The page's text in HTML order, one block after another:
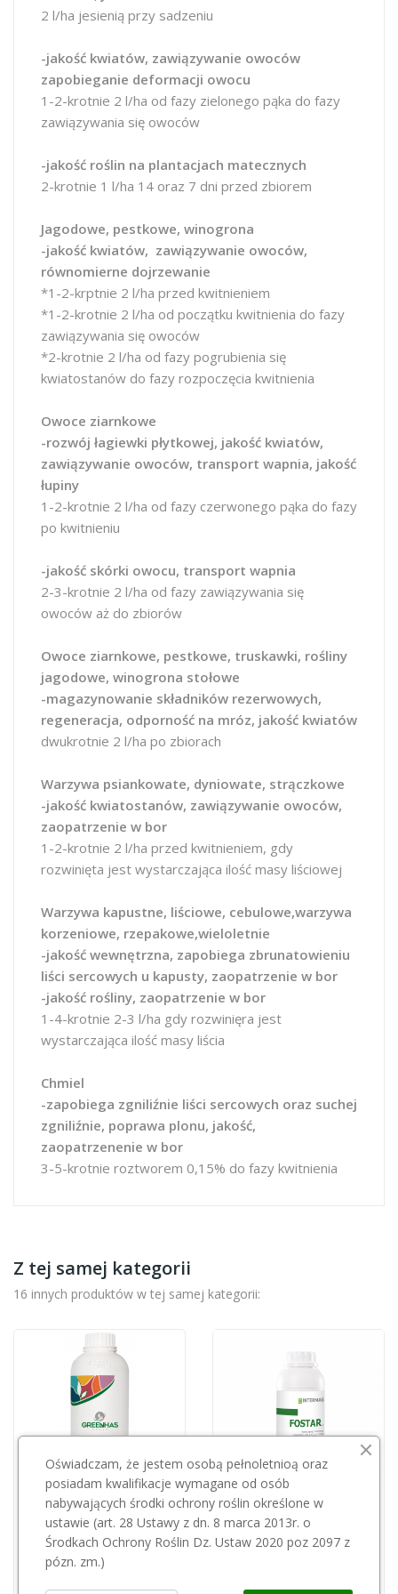
2 l/ha jesienią przy sadzeniu
-jakość kwiatów, zawiązywanie owoców
zapobieganie deformacji owocu
1-2-krotnie 2 l/ha od fazy zielonego pąka do fazy
zawiązywania się owoców
-jakość roślin na plantacjach matecznych
2-krotnie 1 l/ha 14 oraz 7 dni przed zbiorem
Jagodowe, pestkowe, winogrona
-jakość kwiatów, zawiązywanie owoców,
równomierne dojrzewanie
*1-2-krptnie 2 l/ha przed kwitnieniem
*1-2-krotnie 2 l/ha od początku kwitnienia do fazy
zawiązywania się owoców
*2-krotnie 2 l/ha od fazy pogrubienia się
kwiatostanów do fazy rozpoczęcia kwitnienia
Owoce ziarnkowe
-rozwój łagiewki płytkowej, jakość kwiatów,
zawiązywanie owoców, transport wapnia, jakość
łupiny
1-2-krotnie 2 l/ha od fazy czerwonego pąka do fazy
po kwitnieniu
-jakość skórki owocu, transport wapnia
2-3-krotnie 2 l/ha od fazy zawiązywania się
owoców aż do zbiorów
Owoce ziarnkowe, pestkowe, truskawki, rośliny
jagodowe, winogrona stołowe
-magazynowanie składników rezerwowych,
regeneracja, odporność na mróz, jakość kwiatów
dwukrotnie 2 l/ha po zbiorach
Warzywa psiankowate, dyniowate, strączkowe
-jakość kwiatostanów, zawiązywanie owoców,
zaopatrzenie w bor
1-2-krotnie 2 l/ha przed kwitnieniem, gdy
rozwinięta jest wystarczająca ilość masy liściowej
Warzywa kapustne, liściowe, cebulowe,warzywa
korzeniowe, rzepakowe,wieloletnie
-jakość wewnętrzna, zapobiega zbrunatowieniu
liści sercowych u kapusty, zaopatrzenie w bor
-jakość rośliny, zaopatrzenie w bor
1-4-krotnie 2-3 l/ha gdy rozwinięra jest
wystarczająca ilość masy liścia
Chmiel
-zapobiega zgniliźnie liści sercowych oraz suchej
zgniliźnie, poprawa plonu, jakość,
zaopatrzenenie w bor
3-5-krotnie roztworem 0,15% do fazy kwitnienia
Z tej samej kategorii
16 innych produktów w tej samej kategorii:
GREEN ECO POLAND
Magic P star 1l
38,01 zł
INTERMAG
Fostar 1l
Oświadczam, że jestem osobą pełnoletnioą oraz
posiadam kwalifikacje wymagane od osób
nabywających środki ochrony roślin określone w
ustawie (art. 28 Ustawy z dn. 8 marca 2013r. o
Środkach Ochrony Roślin Dz. Ustaw 2020 poz 2097 z
pózn. zm.)